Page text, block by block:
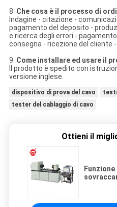
8. Che cosa è il processo di
Indagine - citazione -
pagamento del deposito -
e ricerca degli errori -
consegna - ricezione del cliente
9. Come installare ed usare il
Il prodotto è spedito con
versione inglese.
dispositivo di prova del cavo
tester del cablaggio di cavo
Ottieni il